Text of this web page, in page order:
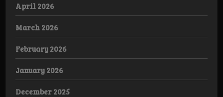
April 2026
March 2026
February 2026
January 2026
December 2025